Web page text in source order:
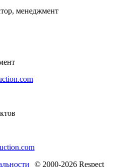
менеджмент
© 2000-2026 Respect